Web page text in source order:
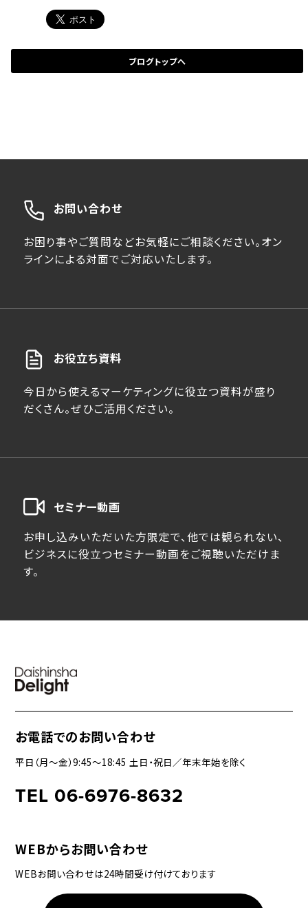
ブログトップへ
お問い合わせ
お困り事やご質問などお気軽にご相談ください。オン
ラインによる対面でご対応いたします。
お役立ち資料
今日から使えるマーケティングに役立つ資料が盛り
だくさん。ぜひご活用ください。
セミナー動画
お申し込みいただいた方限定で、他では観られない、
ビジネスに役立つセミナー動画をご視聴いただけま
す。
お電話でのお問い合わせ
平日（月〜金）9:45〜18:45 土日・祝日／年末年始を除く
TEL 06-6976-8632
WEBからお問い合わせ
WEBお問い合わせは24時間受け付けております